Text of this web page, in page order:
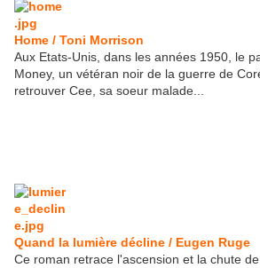
Home / Toni Morrison
Aux Etats-Unis, dans les années 1950, le
Money, un vétéran noir de la guerre de
retrouver Cee, sa soeur malade...
Quand la lumière décline / Eugen Ruge
Ce roman retrace l'ascension et la chute